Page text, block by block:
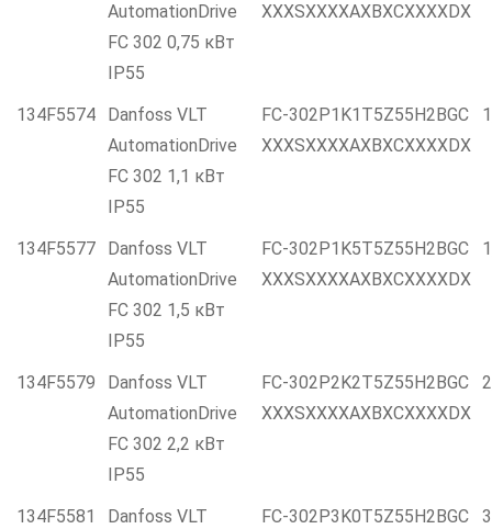
AutomationDrive
FC 302 0,75 кВт
IP55
XXXSXXXXAXBXCXXXXDX
134F5574
Danfoss VLT
AutomationDrive
FC 302 1,1 кВт
IP55
FC-302P1K1T5Z55H2BGC
XXXSXXXXAXBXCXXXXDX
134F5577
Danfoss VLT
AutomationDrive
FC 302 1,5 кВт
IP55
FC-302P1K5T5Z55H2BGC
XXXSXXXXAXBXCXXXXDX
134F5579
Danfoss VLT
AutomationDrive
FC 302 2,2 кВт
IP55
FC-302P2K2T5Z55H2BGC
XXXSXXXXAXBXCXXXXDX
134F5581
Danfoss VLT
FC-302P3K0T5Z55H2BGC
3